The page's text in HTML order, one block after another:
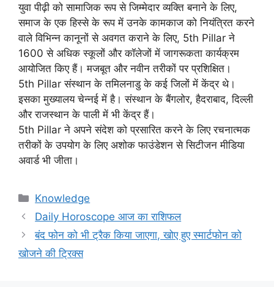
युवा पीढ़ी को सामाजिक रूप से जिम्मेदार व्यक्ति बनाने के लिए,
समाज के एक हिस्से के रूप में उनके कामकाज को नियंत्रित करने
वाले विभिन्न कानूनों से अवगत कराने के लिए, 5th Pillar ने
1600 से अधिक स्कूलों और कॉलेजों में जागरूकता कार्यक्रम
आयोजित किए हैं। मजबूत और नवीन तरीकों पर प्रशिक्षित।
5th Pillar संस्थान के तमिलनाडु के कई जिलों में केंद्र थे।
इसका मुख्यालय चेन्नई में है। संस्थान के बैंगलोर, हैदराबाद, दिल्ली
और राजस्थान के पाली में भी केंद्र हैं।
5th Pillar ने अपने संदेश को प्रसारित करने के लिए रचनात्मक
तरीकों के उपयोग के लिए अशोक फाउंडेशन से सिटीजन मीडिया
अवार्ड भी जीता।
Categories
Knowledge
Daily Horoscope आज का राशिफल
बंद फोन को भी ट्रैक किया जाएगा, खोए हुए स्मार्टफोन को
खोजने की ट्रिक्स